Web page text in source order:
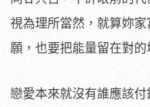
視為理所當然，就算妳
願，也要把能量留在對的
戀愛本來就沒有誰應該